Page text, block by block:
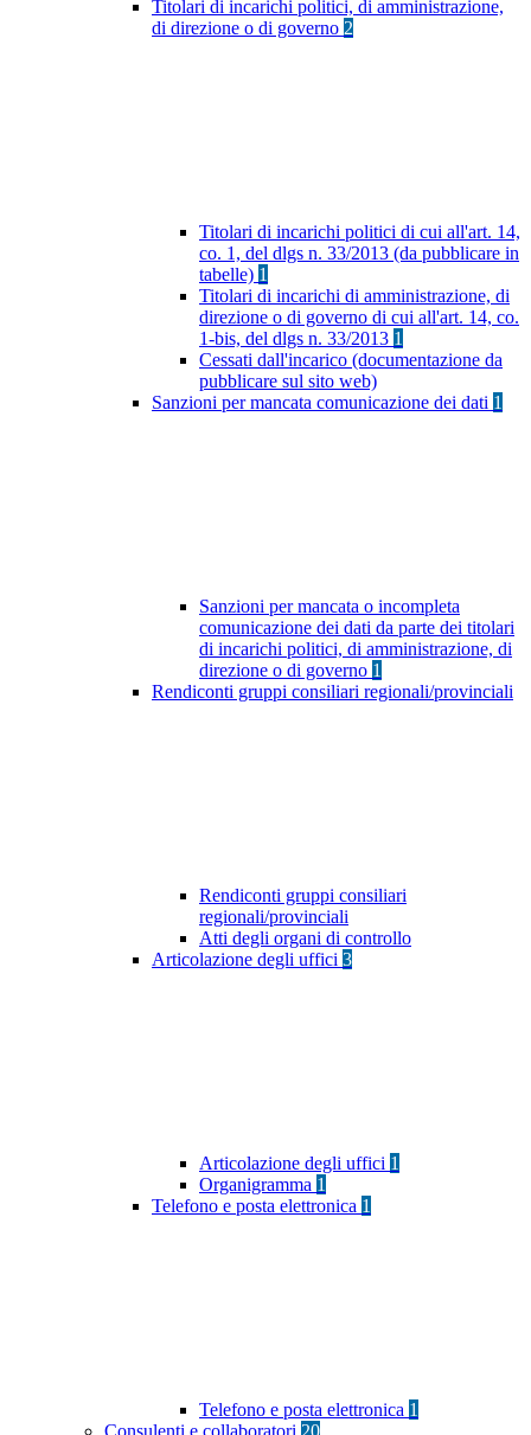
Titolari di incarichi politici, di amministrazione,
di direzione o di governo 2
Titolari di incarichi politici di cui all'art. 14,
co. 1, del dlgs n. 33/2013 (da pubblicare in
tabelle) 1
Titolari di incarichi di amministrazione, di
direzione o di governo di cui all'art. 14, co.
1-bis, del dlgs n. 33/2013 1
Cessati dall'incarico (documentazione da
pubblicare sul sito web)
Sanzioni per mancata comunicazione dei dati 1
Sanzioni per mancata o incompleta
comunicazione dei dati da parte dei titolari
di incarichi politici, di amministrazione, di
direzione o di governo 1
Rendiconti gruppi consiliari regionali/provinciali
Rendiconti gruppi consiliari
regionali/provinciali
Atti degli organi di controllo
Articolazione degli uffici 3
Articolazione degli uffici 1
Organigramma 1
Telefono e posta elettronica 1
Telefono e posta elettronica 1